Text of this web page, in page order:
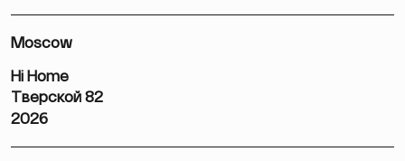
Moscow
Hi Home
Тверской 82
2026